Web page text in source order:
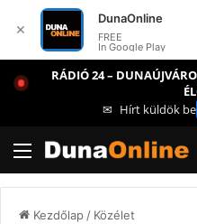
RÁDIÓ 24 –
✉ Hírt küldök be
Menü
Kezdőlap/ Közélet
✕
DunaOnline
FREE
In Google Play